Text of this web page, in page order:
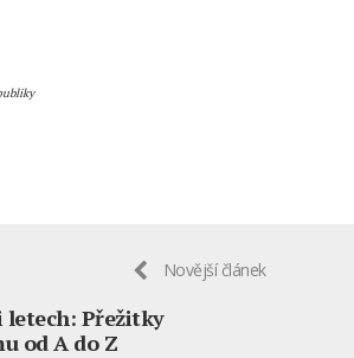
Novější článek
letech: Přežitky
od A do Z